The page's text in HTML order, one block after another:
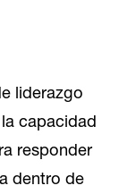
liderazgo
capacidad
responder
dentro de